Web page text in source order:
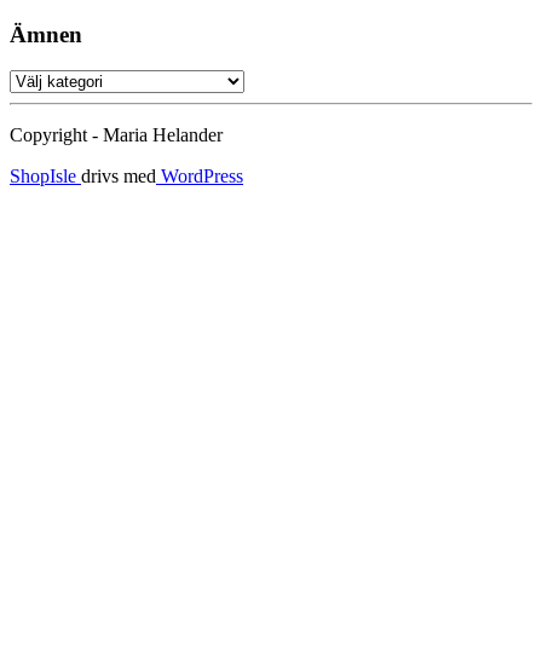
Ämnen
Ämnen
Copyright - Maria Helander
ShopIsle drivs med WordPress